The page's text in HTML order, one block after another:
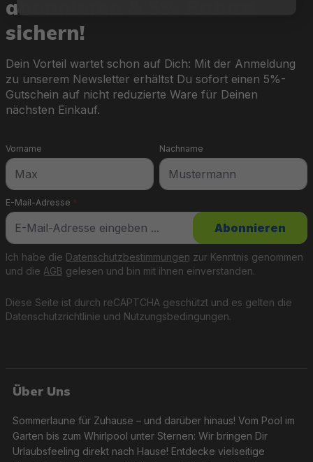
abonnieren & 5% Rabatt
sichern!
Dein Vorteil wartet schon auf Dich: Mit der Anmeldung
zu unserem Newsletter erhältst Du sofort einen 5%-
Gutschein auf nicht reduzierte Ware für Deinen
nächsten Einkauf.
E-Mail-Adresse *
Vorname Nachname
Diese Seite ist durch reCAPTCHA geschützt und es gelten die
Datenschutzrichtlinie und Nutzungsbedingungen.
Ich habe die Datenschutzbestimmungen zur Kenntnis genommen
und die AGB gelesen und bin mit ihnen einverstanden.
Abonnieren
Über Uns
Sommerlaune für Zuhause – und darüber hinaus! Vom Pool im
Garten bis zum Whirlpool unter Sternen: Wir bringen Dir
Urlaubsfeeling direkt nach Hause! Entdecke vielseitige